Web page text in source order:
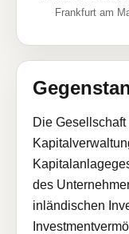
Frankfurt am
Die
des
inländischen